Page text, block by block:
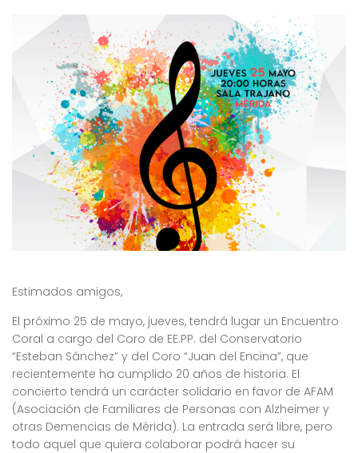
Estimados amigos,
El próximo 25 de mayo, jueves, tendrá lugar un Encuentro
Coral a cargo del Coro de EE.PP. del Conservatorio
“Esteban Sánchez” y del Coro “Juan del Encina”, que
recientemente ha cumplido 20 años de historia. El
concierto tendrá un carácter solidario en favor de AFAM
(Asociación de Familiares de Personas con Alzheimer y
otras Demencias de Mérida). La entrada será libre, pero
todo aquel que quiera colaborar podrá hacer su